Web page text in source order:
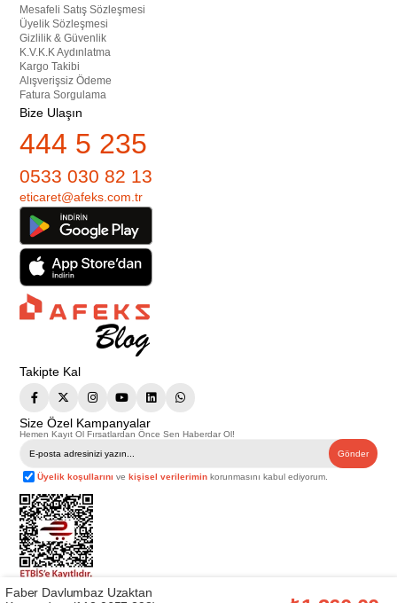
Mesafeli Satış Sözleşmesi
Üyelik Sözleşmesi
Gizlilik & Güvenlik
K.V.K.K Aydınlatma
Kargo Takibi
Alışverişsiz Ödeme
Fatura Sorgulama
Bize Ulaşın
444 5 235
0533 030 82 13
eticaret@afeks.com.tr
Takipte Kal
Size Özel Kampanyalar
Hemen Kayıt Ol Fırsatlardan Önce Sen Haberdar Ol!
Gönder
Üyelik koşullarını vekişisel verilerimin korunmasını kabul ediyorum.
Telif Hakkı © 2026Afeks Yapı Market . Tüm hakları saklıdır.
Faber Davlumbaz Uzaktan